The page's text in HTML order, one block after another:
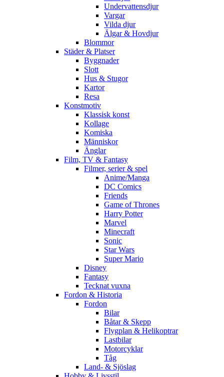
Undervattensdjur
Vargar
Vilda djur
Älgar & Hovdjur
Blommor
Städer & Platser
Byggnader
Slott
Hus & Stugor
Kartor
Resa
Konstmotiv
Klassisk konst
Kollage
Komiska
Människor
Änglar
Film, TV & Fantasy
Filmer, serier & spel
Anime/Manga
DC Comics
Friends
Game of Thrones
Harry Potter
Marvel
Minecraft
Sonic
Star Wars
Super Mario
Disney
Fantasy
Tecknat vuxna
Fordon & Historia
Fordon
Bilar
Båtar & Skepp
Flygplan & Helikoptrar
Lastbilar
Motorcyklar
Tåg
Land- & Sjöslag